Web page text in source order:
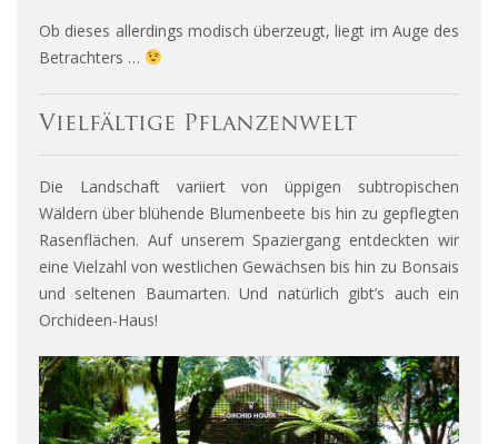
Ob dieses allerdings modisch überzeugt, liegt im Auge des
Betrachters …
Vielfältige Pflanzenwelt
Die Landschaft variiert von üppigen subtropischen
Wäldern über blühende Blumenbeete bis hin zu gepflegten
Rasenflächen. Auf unserem Spaziergang entdeckten wir
eine Vielzahl von westlichen Gewächsen bis hin zu Bonsais
und seltenen Baumarten. Und natürlich gibt’s auch ein
Orchideen-Haus!